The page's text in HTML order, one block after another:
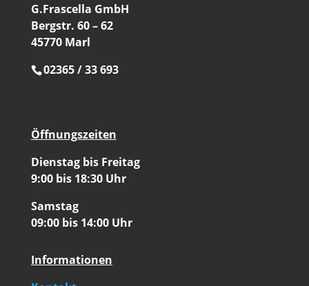
G.Frascella GmbH
Bergstr. 60 – 62
45770 Marl
02365 / 33 693
Öffnungszeiten
Dienstag bis Freitag
9:00 bis 18:30 Uhr
Samstag
09:00 bis 14:00 Uhr
Informationen